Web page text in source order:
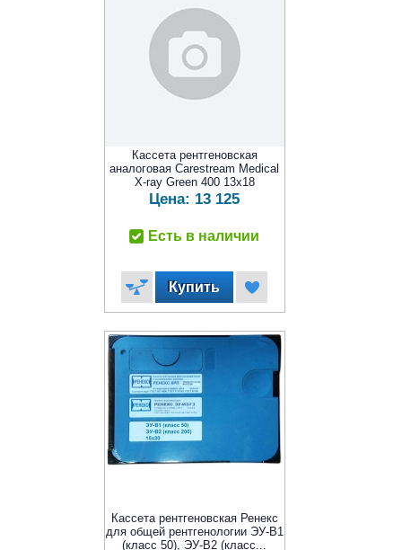
Кассета рентгеновская
аналоговая Carestream Medical
X-ray Green 400 13x18
Цена: 13 125
Есть в наличии
Кассета рентгеновская Ренекс
для общей рентгенологии ЭУ-В1
(класс 50), ЭУ-В2 (класс...